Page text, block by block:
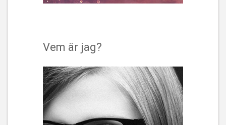
Vem är jag?